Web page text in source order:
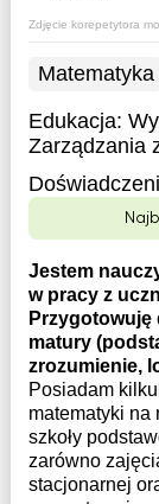
Zdjęcie korepetytora
Matematyka
Edukacja:
Zarządzania
Jestem
w pracy z
matury
zrozumienie,
Posiadam
matematyki na
szkoły
zarówno
stacjonarnej